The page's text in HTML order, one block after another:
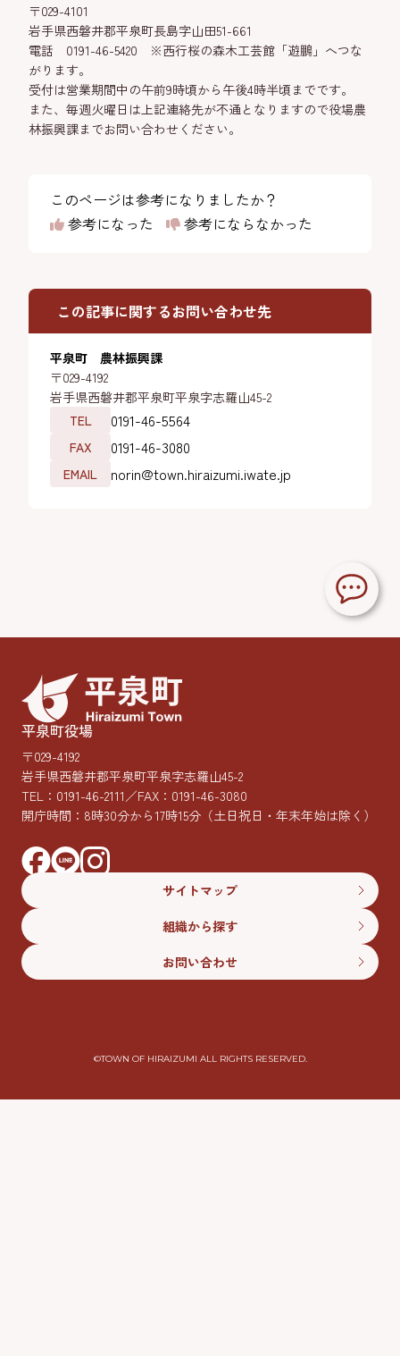
〒029-4101
岩手県西磐井郡平泉町長島字山田51-661
電話 0191-46-5420 ※西行桜の森木工芸館「遊鵬」へつな
がります。
受付は営業期間中の午前9時頃から午後4時半頃までです。
また、毎週火曜日は上記連絡先が不通となりますので役場農
林振興課までお問い合わせください。
このページは参考になりましたか？
参考になった
参考にならなかった
この記事に関するお問い合わせ先
平泉町 農林振興課
〒029-4192
岩手県西磐井郡平泉町平泉字志羅山45-2
TEL
0191-46-5564
FAX 0191-46-3080
EMAIL norin@town.hiraizumi.iwate.jp
©︎TOWN OF HIRAIZUMI ALL RIGHTS RESERVED.
平泉町役場
〒029-4192
岩手県西磐井郡平泉町平泉字志羅山45-2
TEL： 0191-46-2111／FAX：0191-46-3080
開庁時間：8時30分から17時15分 （土日祝日・年末年始は除く）
サイトマップ
組織から探す
お問い合わせ